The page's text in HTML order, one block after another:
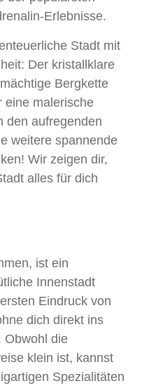
Erlebnisse.
Stadt mit
Der kristallklare
Bergkette
eine malerische
den aufregenden
weitere spannende
Wir zeigen dir,
alles für dich
ist ein
Innenstadt
Eindruck von
dich direkt ins
Obwohl die
klein ist, kannst
Spezialitäten